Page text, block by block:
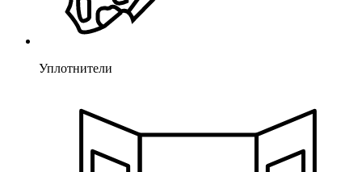
Уплотнители